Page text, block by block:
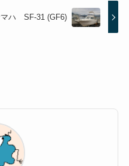
マハ SF-31 (GF6)